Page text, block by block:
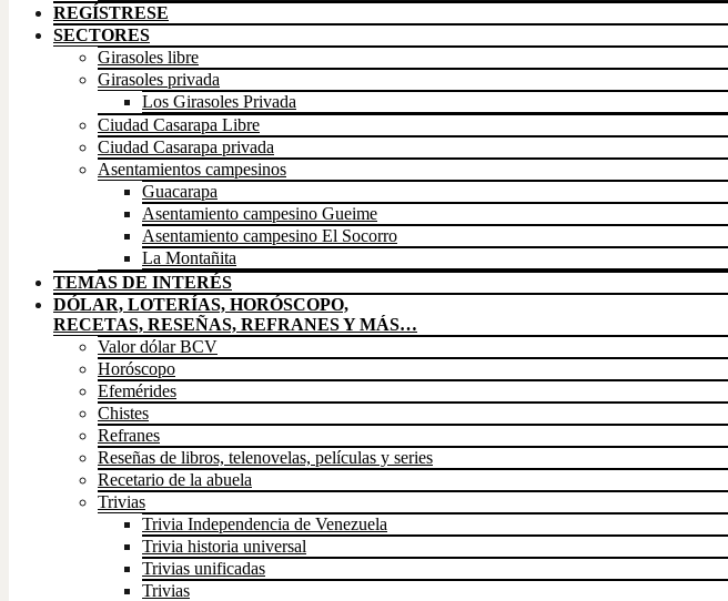
REGÍSTRESE
SECTORES
Girasoles libre
Girasoles privada
Los Girasoles Privada
Ciudad Casarapa Libre
Ciudad Casarapa privada
Asentamientos campesinos
Guacarapa
Asentamiento campesino Gueime
Asentamiento campesino El Socorro
La Montañita
TEMAS DE INTERÉS
DÓLAR, LOTERÍAS, HORÓSCOPO,
RECETAS, RESEÑAS, REFRANES Y MÁS…
Valor dólar BCV
Horóscopo
Efemérides
Chistes
Refranes
Reseñas de libros, telenovelas, películas y series
Recetario de la abuela
Trivias
Trivia Independencia de Venezuela
Trivia historia universal
Trivias unificadas
Trivias